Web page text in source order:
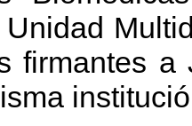
firmantes a